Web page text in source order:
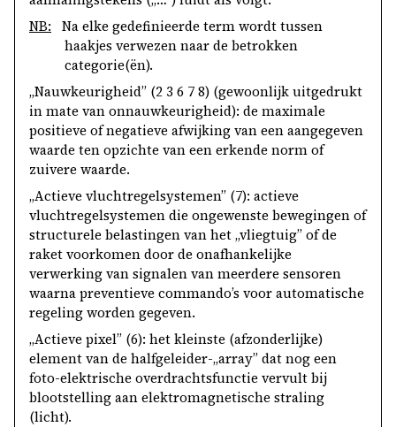
NB:
Na elke gedefinieerde term wordt tussen
haakjes verwezen naar de betrokken
categorie(ën).
„Nauwkeurigheid” (2 3 6 7 8) (gewoonlijk uitgedrukt
in mate van onnauwkeurigheid): de maximale
positieve of negatieve afwijking van een aangegeven
waarde ten opzichte van een erkende norm of
zuivere waarde.
„Actieve vluchtregelsystemen” (7): actieve
vluchtregelsystemen die ongewenste bewegingen of
structurele belastingen van het „vliegtuig” of de
raket voorkomen door de onafhankelijke
verwerking van signalen van meerdere sensoren
waarna preventieve commando’s voor automatische
regeling worden gegeven.
„Actieve pixel” (6): het kleinste (afzonderlijke)
element van de halfgeleider-„array” dat nog een
foto-elektrische overdrachtsfunctie vervult bij
blootstelling aan elektromagnetische straling
(licht).